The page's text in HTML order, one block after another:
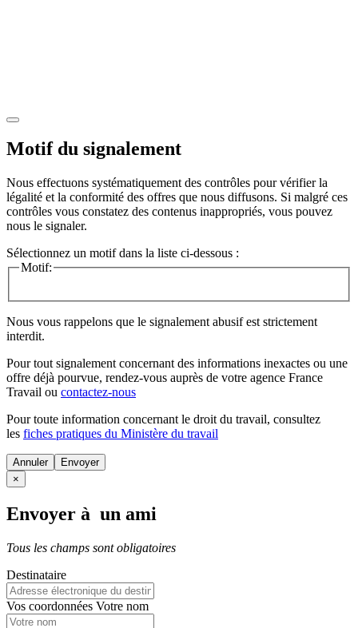
Motif du signalement
Nous effectuons systématiquement des contrôles pour vérifier la
légalité et la conformité des offres que nous diffusons. Si malgré ces
contrôles vous constatez des contenus inappropriés, vous pouvez
nous le signaler.
Sélectionnez un motif dans la liste ci-dessous :
Motif:
Nous vous rappelons que le signalement abusif est strictement
interdit.
Pour tout signalement concernant des informations inexactes ou une
offre déjà pourvue, rendez-vous auprès de votre agence France
Travail ou contactez-nous
Pour toute information concernant le droit du travail, consultez
les fiches pratiques du Ministère du travail
Annuler
×
Envoyer à un ami
Tous les champs sont obligatoires
Destinataire
Vos coordonnées Votre nom